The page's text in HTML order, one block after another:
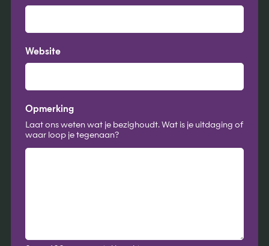
Website
Opmerking
Laat ons weten wat je bezighoudt. Wat is je uitdaging of
waar loop je tegenaan?